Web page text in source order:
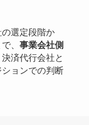
選定段階か
、 事業会社側
済代行会社と
ョンでの判断